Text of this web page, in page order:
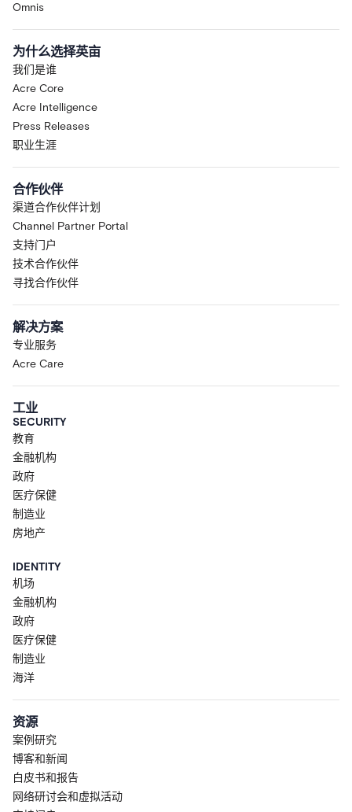
Omnis
为什么选择英亩
我们是谁
Acre Core
Acre Intelligence
Press Releases
职业生涯
合作伙伴
渠道合作伙伴计划
Channel Partner Portal
支持门户
技术合作伙伴
寻找合作伙伴
解决方案
专业服务
Acre Care
工业
SECURITY
教育
金融机构
政府
医疗保健
制造业
房地产
IDENTITY
机场
金融机构
政府
医疗保健
制造业
海洋
资源
案例研究
博客和新闻
白皮书和报告
网络研讨会和虚拟活动